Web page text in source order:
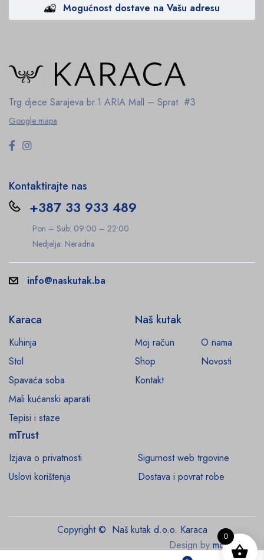
Mogućnost dostave na Vašu adresu
Trg djece Sarajeva br.1 ARIA Mall – Sprat #3
Google mapa
Kontaktirajte nas
+387 33 933 489
Pon – Sub: 09:00 – 22:00
Nedjelja: Neradna
info@naskutak.ba
Karaca
Kuhinja
Stol
Spavaća soba
Mali kućanski aparati
Tepisi i staze
Naš kutak
Moj račun
O nama
Shop
Novosti
Kontakt
mTrust
Izjava o privatnosti
Sigurnost web trgovine
Uslovi korištenja
Dostava i povrat robe
Copyright © Naš kutak d.o.o. Karaca
Design by monroe.ba
0